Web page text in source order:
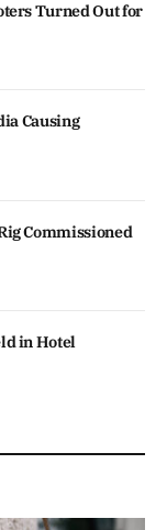
Turned Out for
Causing
Commissioned
in Hotel